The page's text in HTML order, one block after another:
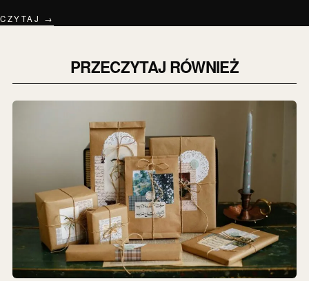
CZYTAJ →
PRZECZYTAJ RÓWNIEŻ